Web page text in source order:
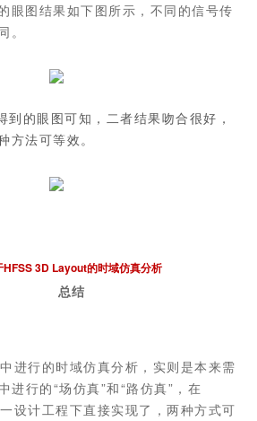
眼图结果如下图所示，不同的信号传
。
到的眼图可知，二者结果吻合很好，
方法可等效。
HFSS 3D Layout的时域仿真分析
总结
进行的时域仿真分析，实则是本来需
行的“场仿真”和“路仿真”，在
设计工程下直接实现了，两种方式可